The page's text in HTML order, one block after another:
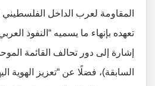
المقاومة لعرب الداخل
تعهده بإنهاء ما يسميه “النفوذ
إشارة إلى دور تحالف القائمة
السابقة)، فضلًا عن “تعزيز الهوية